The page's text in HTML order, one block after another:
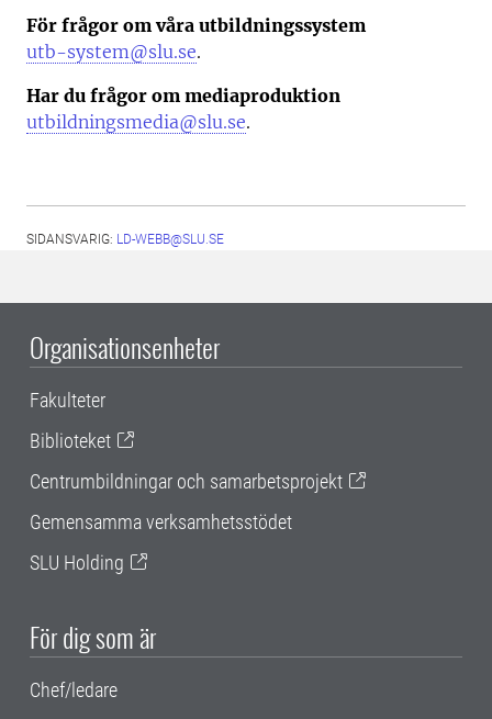
För frågor om våra utbildningssystem
utb-system@slu.se.
Har du frågor om mediaproduktion
utbildningsmedia@slu.se.
SIDANSVARIG: LD-WEBB@SLU.SE
Organisationsenheter
Fakulteter
Biblioteket
Centrumbildningar och samarbetsprojekt
Gemensamma verksamhetsstödet
SLU Holding
För dig som är
Chef/ledare